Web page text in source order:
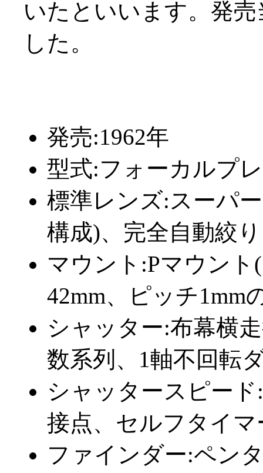
いたといいます。発
した。
発売:1962年
型式:フォーカルプ
標準レンズ:スーパ
構成)、完全自動絞り
マウント:Pマウン
42mm、ピッチ1mm
シャッター:布幕横
数系列、1軸不回転
シャッタースピード
接点、セルフタイマ
ファインダー:ペン